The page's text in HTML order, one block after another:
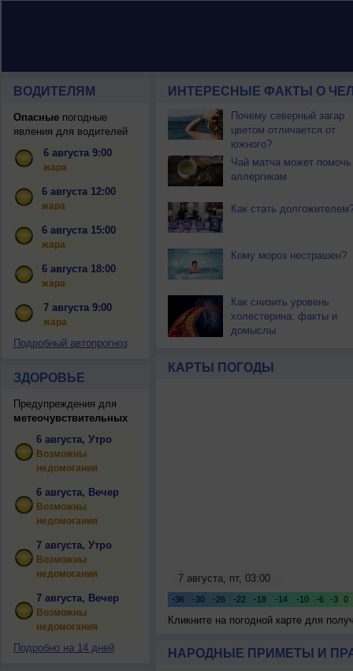
ВОДИТЕЛЯМ
Опасныепогодные
явления для водителей
6 августа 9:00
жара
6 августа 12:00
жара
6 августа 15:00
жара
6 августа 18:00
жара
7 августа 9:00
жара
Подробный автопрогноз
ЗДОРОВЬЕ
Предупреждения для
метеочувствительных
6 августа, Утро
Возможны
недомогания
6 августа, Вечер
Возможны
недомогания
7 августа, Утро
Возможны
недомогания
7 августа, Вечер
Возможны
недомогания
Подробно на 14 дней
ИНТЕРЕСНЫЕ ФАКТЫ О
Почему северный загар
цветом отличается от
южного?
Чай матча может помочь
аллергикам
Как стать
Кому мороз нестрашен?
Как снизить уровень
холестерина: факты и
домыслы
КАРТЫ ПОГОДЫ
Кликните на погодной карте для
НАРОДНЫЕ ПРИМЕТЫ И